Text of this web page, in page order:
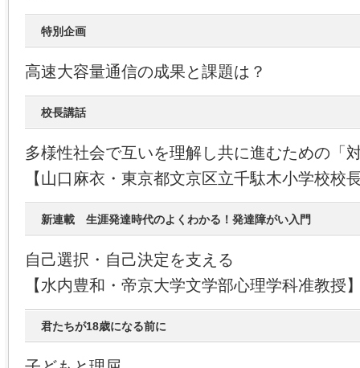
特別企画
高速大容量通信の成果と課題は？
校長講話
多様性社会で互いを理解し共に進むための「
【山口麻衣・東京都文京区立千駄木小学校校
新連載 生涯発達時代のよくわかる！発達障がい入門
自己選択・自己決定を支える
【水内豊和・帝京大学文学部心理学科准教授
君たちが18歳になる前に